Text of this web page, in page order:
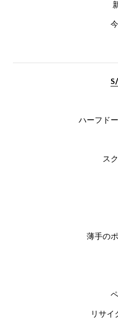
ハーフド
ス
薄手の
リサイ